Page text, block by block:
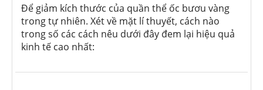
Để giảm kích thước của quần thể ốc bươu vàng
trong tự nhiên. Xét về mặt lí thuyết, cách nào
trong số các cách nêu dưới đây đem lại hiệu quả
kinh tế cao nhất: